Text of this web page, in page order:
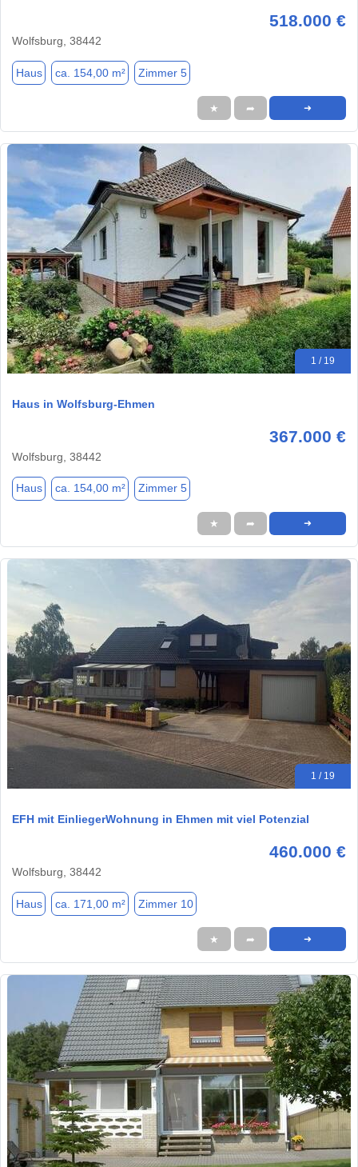
518.000 €
Wolfsburg, 38442
Haus ca. 154,00 m² Zimmer 5
★ ➦ ➜
1 / 19
Haus in Wolfsburg-Ehmen
367.000 €
Wolfsburg, 38442
Haus ca. 154,00 m² Zimmer 5
★ ➦ ➜
1 / 19
EFH mit EinliegerWohnung in Ehmen mit viel Potenzial
460.000 €
Wolfsburg, 38442
Haus ca. 171,00 m² Zimmer 10
★ ➦ ➜